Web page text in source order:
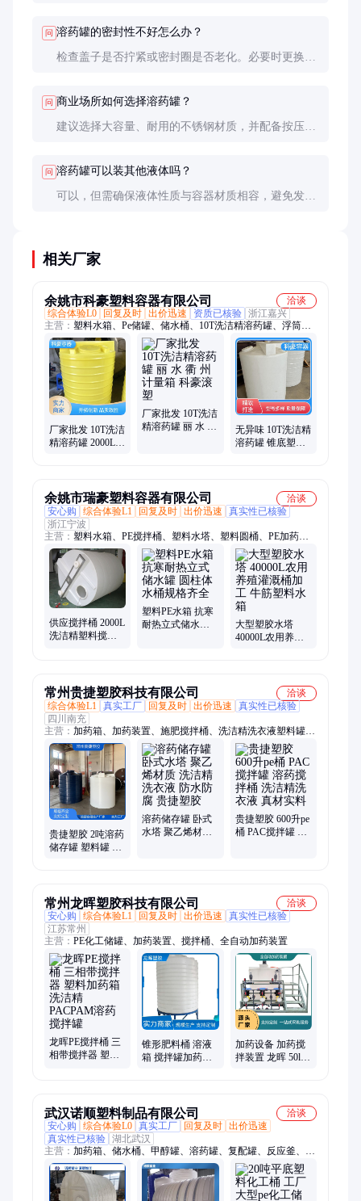
问 溶药罐的密封性不好怎么办？
检查盖子是否拧紧或密封圈是否老化。必要时更换密
问 商业场所如何选择溶药罐？
建议选择大容量、耐用的不锈钢材质，并配备按压或
问 溶药罐可以装其他液体吗？
可以，但需确保液体性质与容器材质相容，避免发生
相关厂家
余姚市科豪塑料容器有限公司
洽谈
综合体验L0
回复及时 出价迅速 资质已核验 浙江嘉兴
主营： 塑料水箱、Pe储罐、储水桶、10T洗洁精溶药罐、浮筒、
消防蓄水桶
厂家批发 10T洗洁
精溶药罐 2000L3
厂家批发 10T洗洁
精溶药罐 丽 水 衢
无异味 10T洗洁精
溶药罐 锥底塑胶
余姚市瑞豪塑料容器有限公司
洽谈
安心购
综合体验L1 回复及时 出价迅速
真实性已核验
浙江宁波
主营： 塑料水箱、PE搅拌桶、塑料水塔、塑料圆桶、PE加药
箱、塑料储罐、卧式水箱、腌制圆桶、化工储罐、PE储罐、车载
水箱、灌溉搅拌桶
供应搅拌桶 2000L
洗洁精塑料搅拌
塑料PE水箱 抗寒
耐热立式储水罐
大型塑胶水塔
40000L农用养殖
常州贵捷塑胶科技有限公司
洽谈
综合体验L1
真实工厂 回复及时 出价迅速
真实性已核验
四川南充
主营： 加药箱、加药装置、施肥搅拌桶、洗洁精洗衣液塑料罐、
方形桶、PE桶、PE储罐、搅拌桶、水处理加药箱、塑料加药
箱、加药桶、加药PE桶、PE加药箱、塑料搅拌桶、化工搅拌
桶、化工塑料储罐、加厚PE储罐、储存罐
贵捷塑胶 2吨溶药
储存罐 塑料罐 pe
溶药储存罐 卧式
水塔 聚乙烯材质
贵捷塑胶 600升pe
桶 PAC搅拌罐 溶
常州龙晖塑胶科技有限公司
洽谈
安心购
综合体验L1 回复及时 出价迅速
真实性已核验
江苏常州
主营： PE化工储罐、加药装置、搅拌桶、全自动加药装置
龙晖PE搅拌桶 三
相带搅拌器 塑料
锥形肥料桶 溶液
箱 搅拌罐加药箱
加药设备 加药搅
拌装置 龙晖 50l-
武汉诺顺塑料制品有限公司
洽谈
安心购
综合体验L0 真实工厂 回复及时 出价迅速
真实性已核验 湖北武汉
主营： 加药箱、储水桶、甲醇罐、溶药罐、复配罐、反应釜、搅
拌罐、溶液箱、养殖桶、加药罐、搅拌桶、酸洗罐、储酸罐、pe
水箱、pe储罐、pe水塔、pp储罐、pph储罐